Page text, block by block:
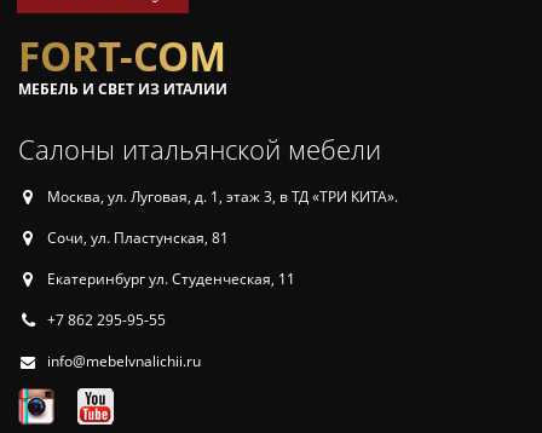
FORT-COM
МЕБЕЛЬ И СВЕТ ИЗ ИТАЛИИ
Салоны итальянской мебели
Москва, ул. Луговая, д. 1, этаж 3, в ТД «ТРИ КИТА».
Сочи, ул. Пластунская, 81
Екатеринбург ул. Студенческая, 11
+7 862 295-95-55
info@mebelvnalichii.ru